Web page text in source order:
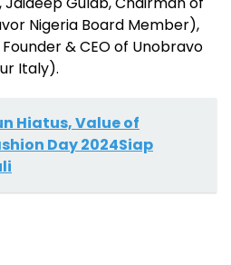
Nigeria Board Member),
& CEO of Unobravo
Italy).
Hiatus, Value of
Day 2024Siap